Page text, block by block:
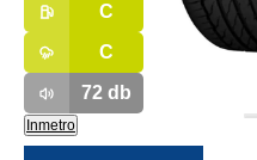
C
C
72db
Inmetro